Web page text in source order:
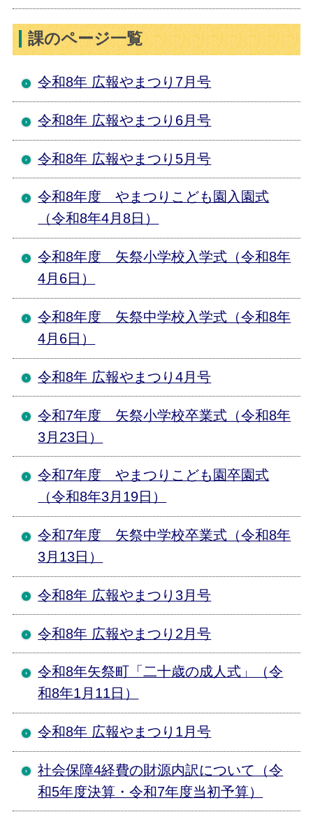
課のページ一覧
令和8年 広報やまつり7月号
令和8年 広報やまつり6月号
令和8年 広報やまつり5月号
令和8年度 やまつりこども園入園式
（令和8年4月8日）
令和8年度 矢祭小学校入学式（令和8年
4月6日）
令和8年度 矢祭中学校入学式（令和8年
4月6日）
令和8年 広報やまつり4月号
令和7年度 矢祭小学校卒業式（令和8年
3月23日）
令和7年度 やまつりこども園卒園式
（令和8年3月19日）
令和7年度 矢祭中学校卒業式（令和8年
3月13日）
令和8年 広報やまつり3月号
令和8年 広報やまつり2月号
令和8年矢祭町「二十歳の成人式」（令
和8年1月11日）
令和8年 広報やまつり1月号
社会保障4経費の財源内訳について（令
和5年度決算・令和7年度当初予算）